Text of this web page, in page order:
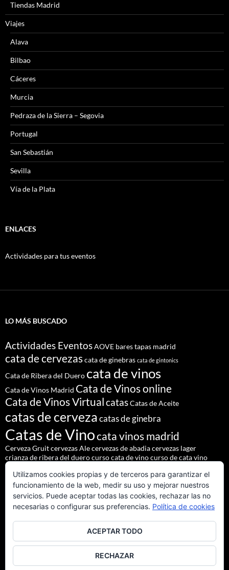
Tiendas Madrid
Viajes
Alava
Bilbao
Cáceres
Murcia
Pedraza de la Sierra – Segovia
Portugal
San Sebastián
Sevilla
Vía de la Plata
ENLACES
Actividades para tus eventos
LO MÁS BUSCADO
Actividades EventosAOVE bares tapas madrid
cata de cervezascata de ginebras cata de gintonics
Cata de Ribera del Duero cata de vinos
Cata de Vinos Madrid Cata de Vinos online
Cata de Vinos VirtualcatasCatas de Aceite
catas de cervezacatas de ginebra
Catas de Vinocata vinos madrid
Cerveza Gruitcervezas Alecervezas de abadiacervezas lager
crianza de ribera del duerocurso cata de vinocurso de cata vino
Denominación de Origen Ribera del Duero
eventos de autoreventos madrid Godello lúpulo
martueMESÓN DEL CID Nacho Terolpilsner urquell
restaurante madridrestaurantes alrededores madrid
restaurantes madrid saaz salir madrid staropramen
tapear en Madridteam building
Vinos de Ribera del DueroVinos Tintos Andaluces
Utilizamos cookies propias y de terceros para garantizar el
funcionamiento de la web, medir su uso y mejorar nuestros
servicios. Puede aceptar todas las cookies, rechazar las no
necesarias o configurar sus preferencias. Política de cookies
ACEPTAR TODO
RECHAZAR